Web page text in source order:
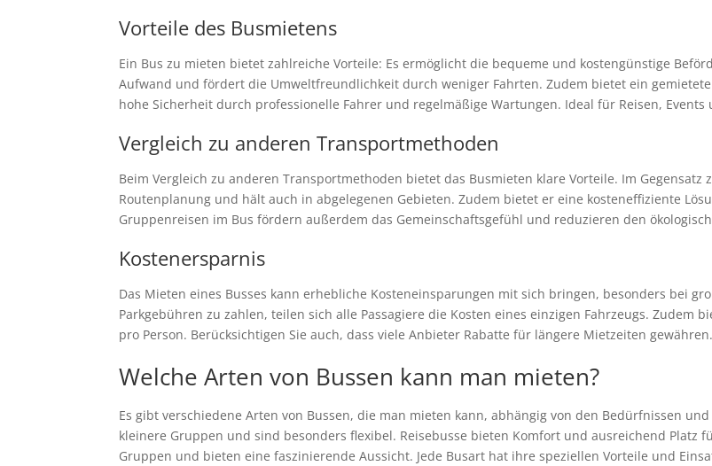
Vorteile des Busmietens
Ein Bus zu mieten bietet zahlreiche Vorteile: Es ermöglicht die bequeme und kostengünstige
Aufwand und fördert die Umweltfreundlichkeit durch weniger Fahrten. Zudem bietet ein
hohe Sicherheit durch professionelle Fahrer und regelmäßige Wartungen. Ideal für Reisen, Events
Vergleich zu anderen Transportmethoden
Beim Vergleich zu anderen Transportmethoden bietet das Busmieten klare Vorteile. Im
Routenplanung und hält auch in abgelegenen Gebieten. Zudem bietet er eine kosteneffiziente
Gruppenreisen im Bus fördern außerdem das Gemeinschaftsgefühl und reduzieren den
Kostenersparnis
Das Mieten eines Busses kann erhebliche Kosteneinsparungen mit sich bringen, besonders bei
Parkgebühren zu zahlen, teilen sich alle Passagiere die Kosten eines einzigen Fahrzeugs. Zudem
pro Person. Berücksichtigen Sie auch, dass viele Anbieter Rabatte für längere Mietzeiten gewähren.
Welche Arten von Bussen kann man mieten?
Es gibt verschiedene Arten von Bussen, die man mieten kann, abhängig von den Bedürfnissen
kleinere Gruppen und sind besonders flexibel. Reisebusse bieten Komfort und ausreichend Platz
Gruppen und bieten eine faszinierende Aussicht. Jede Busart hat ihre speziellen Vorteile und